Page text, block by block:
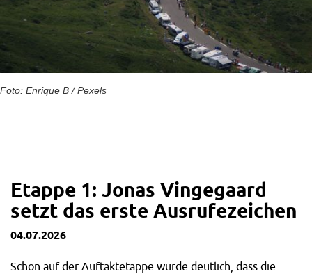
Foto: Enrique B / Pexels
Etappe 1: Jonas Vingegaard
setzt das erste Ausrufezeichen
04.07.2026
Schon auf der Auftaktetappe wurde deutlich, dass die